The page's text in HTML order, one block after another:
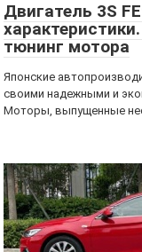
Двигатель 3S
тюнинг мотора
Японские
своими надежными и
Моторы, выпущенные